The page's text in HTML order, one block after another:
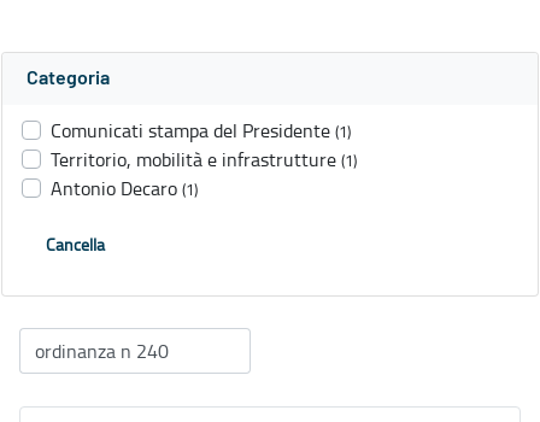
Categoria
Comunicati stampa del Presidente (1)
Territorio, mobilità e infrastrutture (1)
Antonio Decaro (1)
Cancella